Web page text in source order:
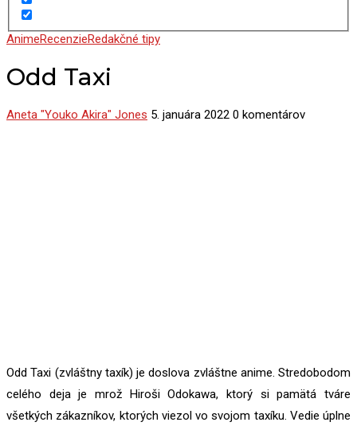
AnimeRecenzieRedakčné tipy
Odd Taxi
Aneta "Youko Akira" Jones 5. januára 2022 0 komentárov
Odd Taxi (zvláštny taxík) je doslova zvláštne anime. Stredobodom
celého deja je mrož Hiroši Odokawa, ktorý si pamätá tváre
všetkých zákazníkov, ktorých viezol vo svojom taxíku. Vedie úplne